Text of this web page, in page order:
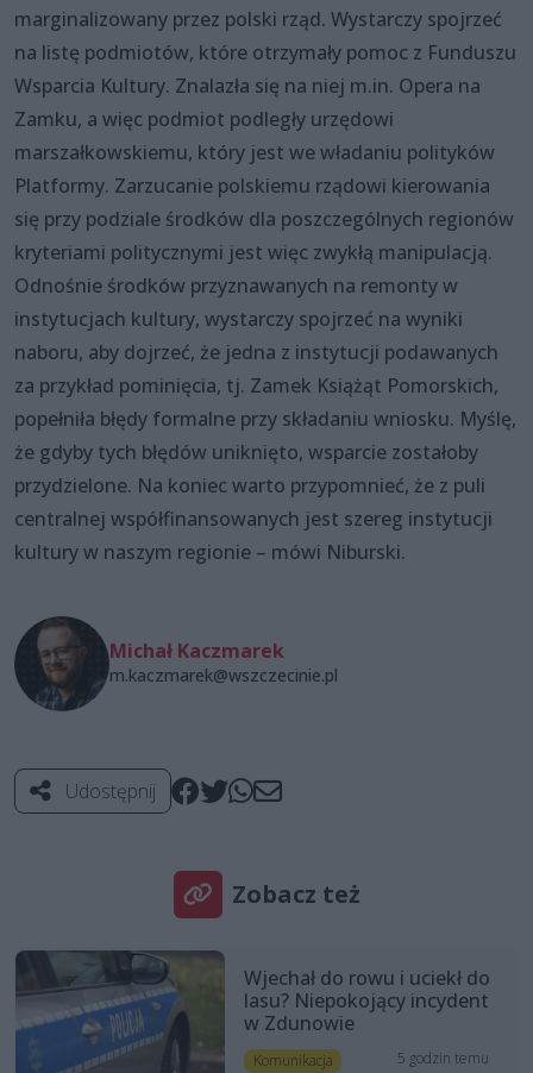
marginalizowany przez polski rząd. Wystarczy spojrzeć
na listę podmiotów, które otrzymały pomoc z Funduszu
Wsparcia Kultury. Znalazła się na niej m.in. Opera na
Zamku, a więc podmiot podległy urzędowi
marszałkowskiemu, który jest we władaniu polityków
Platformy. Zarzucanie polskiemu rządowi kierowania
się przy podziale środków dla poszczególnych regionów
kryteriami politycznymi jest więc zwykłą manipulacją.
Odnośnie środków przyznawanych na remonty w
instytucjach kultury, wystarczy spojrzeć na wyniki
naboru, aby dojrzeć, że jedna z instytucji podawanych
za przykład pominięcia, tj. Zamek Książąt Pomorskich,
popełniła błędy formalne przy składaniu wniosku. Myślę,
że gdyby tych błędów uniknięto, wsparcie zostałoby
przydzielone. Na koniec warto przypomnieć, że z puli
centralnej współfinansowanych jest szereg instytucji
kultury w naszym regionie – mówi Niburski.
Michał Kaczmarek
m.kaczmarek@wszczecinie.pl
Udostępnij
Zobacz też
Wjechał do rowu i uciekł do
lasu? Niepokojący incydent
w Zdunowie
Komunikacja 5 godzin temu